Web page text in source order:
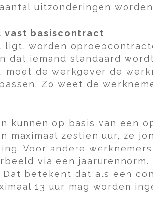
uitzonderingen
vast basiscontract
ligt, worden
dat iemand standaard
de werkgever de
Zo weet de
kunnen op basis van een
maximaal zestien uur, ze
Voor andere
via een
Dat betekent dat als een
13 uur mag worden